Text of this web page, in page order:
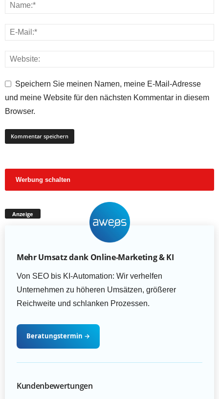
Speichern Sie meinen Namen, meine E-Mail-Adresse
und meine Website für den nächsten Kommentar in diesem
Browser.
Werbung schalten
Anzeige
Mehr Umsatz dank Online-Marketing & KI
Von SEO bis KI-Automation: Wir verhelfen
Unternehmen zu höheren Umsätzen, größerer
Reichweite und schlanken Prozessen.
Beratungstermin →
Kundenbewertungen